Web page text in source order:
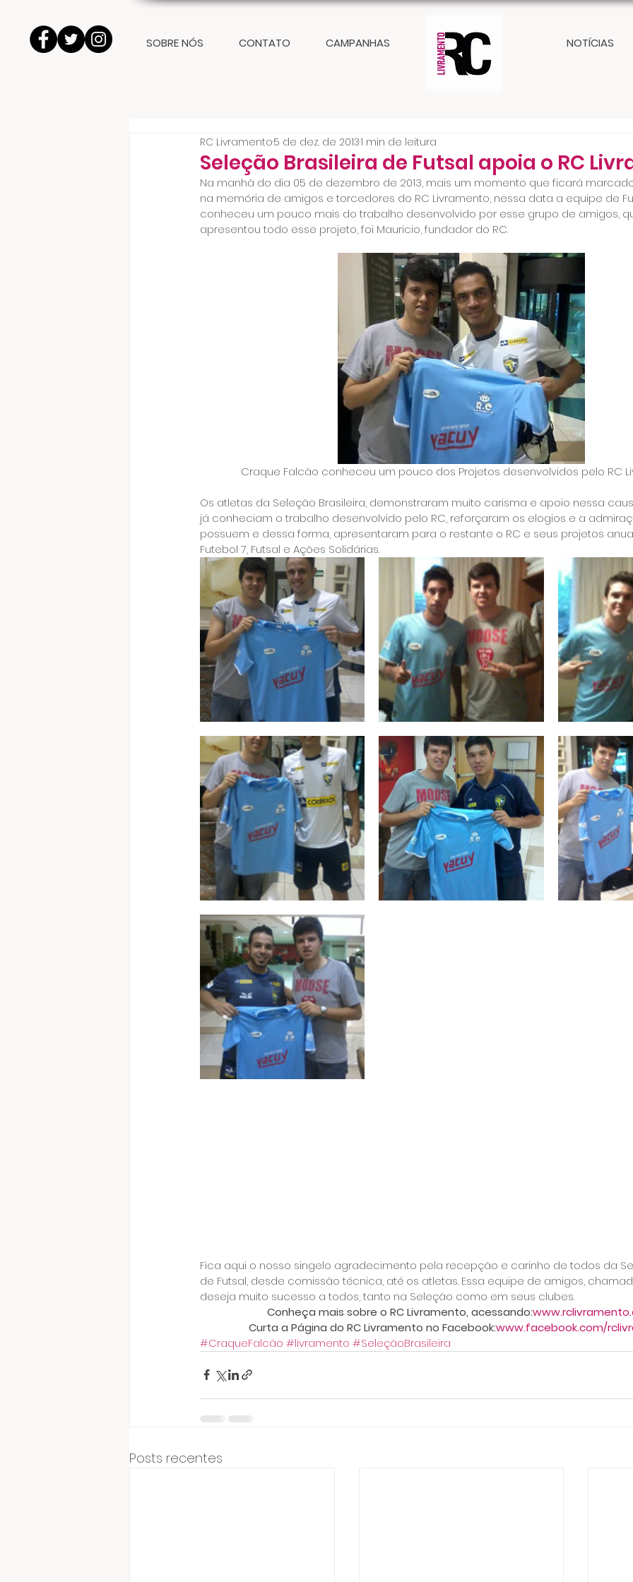
SOBRE NÓS CONTATO CAMPANHAS NOTÍCIAS
Seleção Brasileira de Futsal apoia o RC
RC Livramento5 de dez. de 20131 min de leitura
Na manhã do dia 05 de dezembro de 2013, mais um momento que ficará
na memória de amigos e torcedores do RC Livramento, nessa data a equipe de
conheceu um pouco mais do trabalho desenvolvido por esse grupo de amigos,
apresentou todo esse projeto, foi Mauricio, fundador do RC.
Craque Falcão conheceu um pouco dos Projetos desenvolvidos pelo RC
Os atletas da Seleção Brasileira, demonstraram muito carisma e apoio nessa
já conheciam o trabalho desenvolvido pelo RC, reforçaram os elogios e a
possuem e dessa forma, apresentaram para o restante o RC e seus projetos
Futebol 7, Futsal e Ações Solidárias.
Fica aqui o nosso singelo agradecimento pela recepção e carinho de todos da
de Futsal, desde comissão técnica, até os atletas. Essa equipe de amigos,
deseja muito sucesso a todos, tanto na Seleção como em seus clubes.
Conheça mais sobre o RC Livramento, acessando:
Curta a Página do RC Livramento no Facebook:www.facebook.com/
#CraqueFalcão #livramento #SeleçãoBrasileira
Posts recentes